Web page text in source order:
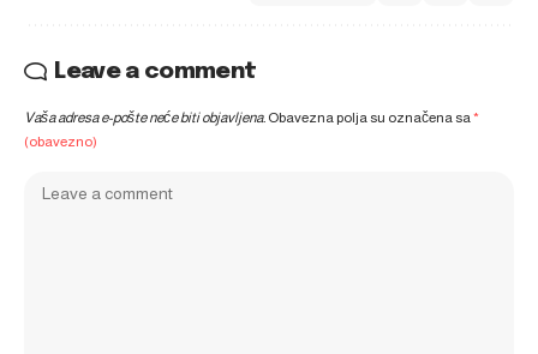
Leave a comment
Vaša adresa e-pošte neće biti objavljena. Obavezna polja su označena sa*
(obavezno)